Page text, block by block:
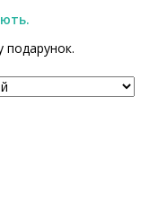
подарунок.